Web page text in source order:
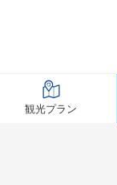
観光プラン